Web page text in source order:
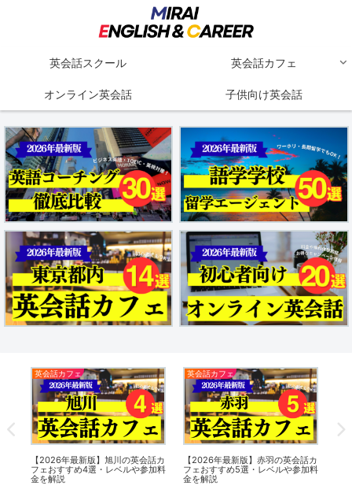
英会話スクール 英会話カフェ
オンライン英会話 子供向け英会話
英会話カフェ
【2026年最新版】旭川の英会話カ
フェおすすめ4選・レベルや参加料
金を解説
英会話カフェ
【2026年最新版】赤羽の英会話カ
フェおすすめ5選・レベルや参加料
金を解説